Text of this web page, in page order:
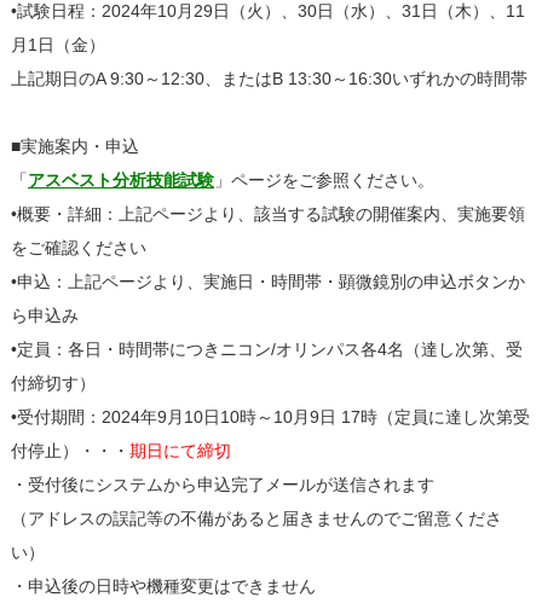
•試験日程：2024年10月29日（火）、30日（水）、31日（木）、11
月1日（金）
上記期日のA 9:30～12:30、またはB 13:30～16:30いずれかの時間帯
■実施案内・申込
「アスベスト分析技能試験」ページをご参照ください。
•概要・詳細：上記ページより、該当する試験の開催案内、実施要領
をご確認ください
•申込：上記ページより、実施日・時間帯・顕微鏡別の申込ボタンか
ら申込み
•定員：各日・時間帯につきニコン/オリンパス各4名（達し次第、受
付締切す）
•受付期間：2024年9月10日10時～10月9日 17時（定員に達し次第受
付停止）・・・ 期日にて締切
・受付後にシステムから申込完了メールが送信されます
（アドレスの誤記等の不備があると届きませんのでご留意くださ
い）
・申込後の日時や機種変更はできません